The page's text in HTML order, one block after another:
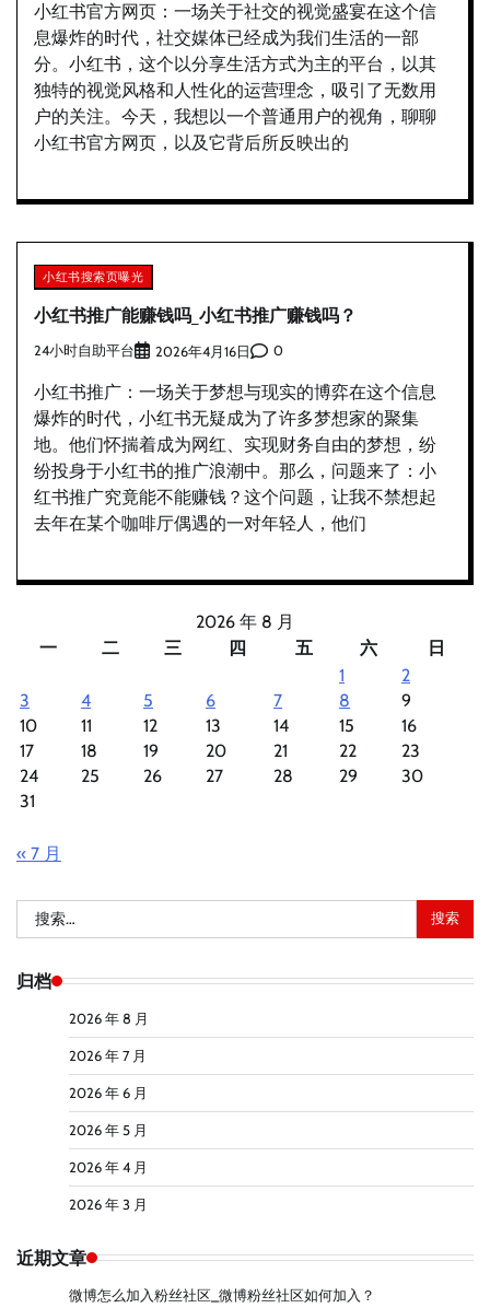
小红书官方网页：一场关于社交的视觉盛宴在这个信
息爆炸的时代，社交媒体已经成为我们生活的一部
分。小红书，这个以分享生活方式为主的平台，以其
独特的视觉风格和人性化的运营理念，吸引了无数用
户的关注。今天，我想以一个普通用户的视角，聊聊
小红书官方网页，以及它背后所反映出的
小红书搜索页曝光
小红书推广能赚钱吗_小红书推广赚钱吗？
24小时自助平台 2026年4月16日 0
小红书推广：一场关于梦想与现实的博弈在这个信息
爆炸的时代，小红书无疑成为了许多梦想家的聚集
地。他们怀揣着成为网红、实现财务自由的梦想，纷
纷投身于小红书的推广浪潮中。那么，问题来了：小
红书推广究竟能不能赚钱？这个问题，让我不禁想起
去年在某个咖啡厅偶遇的一对年轻人，他们
2026 年 8 月
一
二 三 四 五 六
日
1
2
3
4 5 6 7 8
9
10
11 12 13 14 15
16
17
18 19 20 21 22
23
24
25 26 27 28 29
30
31
« 7 月
索：
归档
2026 年 8 月
2026 年 7 月
2026 年 6 月
2026 年 5 月
2026 年 4 月
2026 年 3 月
近期文章
微博怎么加入粉丝社区_微博粉丝社区如何加入？